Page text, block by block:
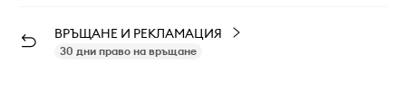
ВРЪЩАНЕ И РЕКЛАМАЦИЯ
30 дни право на връщане